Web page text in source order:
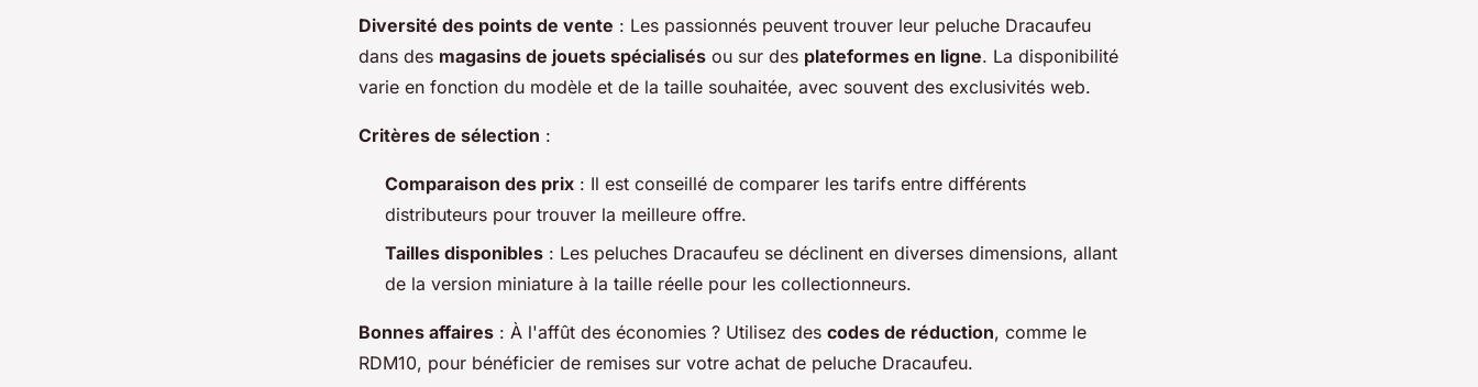
Diversité des points de vente : Les passionnés peuvent trouver leur peluche Dracaufeu
dans des magasins de jouets spécialisés ou sur des plateformes en ligne. La disponibilité
varie en fonction du modèle et de la taille souhaitée, avec souvent des exclusivités web.
Critères de sélection :
Comparaison des prix : Il est conseillé de comparer les tarifs entre différents
distributeurs pour trouver la meilleure offre.
Tailles disponibles : Les peluches Dracaufeu se déclinent en diverses dimensions, allant
de la version miniature à la taille réelle pour les collectionneurs.
Bonnes affaires : À l'affût des économies ? Utilisez des codes de réduction, comme le
RDM10, pour bénéficier de remises sur votre achat de peluche Dracaufeu.